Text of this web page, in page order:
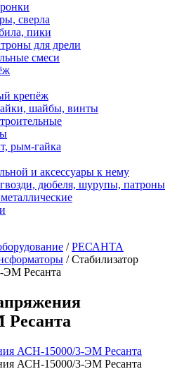
сверла
пики
для дрели
смеси
крепёж
шайбы, винты
рым-гайка
и аксессуары к нему
дюбеля, шурупы, патроны
/РЕСАНТА
/Стабилизатор
Ресанта